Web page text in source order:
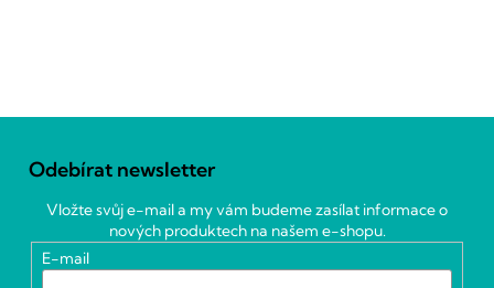
Odebírat newsletter
Vložte svůj e-mail a my vám budeme zasílat informace o
nových produktech na našem e-shopu.
E-mail